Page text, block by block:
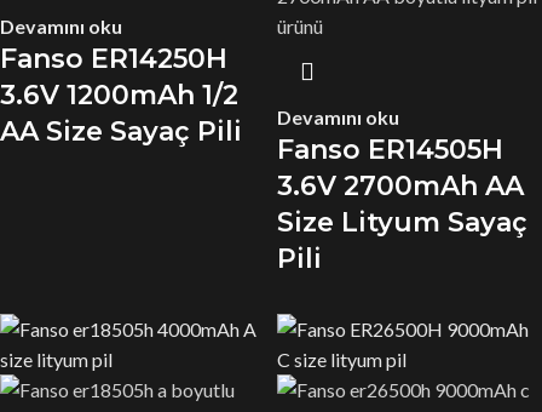
Devamını oku
Fanso ER14250H
3.6V 1200mAh 1/2
AA Size Sayaç Pili
Devamını oku
Fanso ER14505H
3.6V 2700mAh AA
Size Lityum Sayaç
Pili